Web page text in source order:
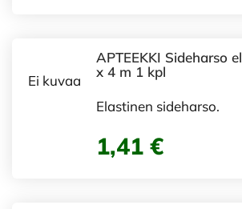
Ei kuvaa
APTEEKKI Sideharso
x 4 m 1 kpl
Elastinen sideharso.
1,41 €